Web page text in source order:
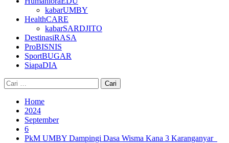
kabarUMBY
HealthCARE
kabarSARDJITO
DestinasiRASA
ProBISNIS
SportBUGAR
SiapaDIA
Cari
untuk:
Home
2024
September
6
PkM UMBY Dampingi Dasa Wisma Kana 3 Karanganyar